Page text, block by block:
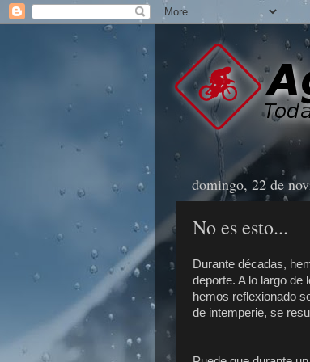
domingo, 22 de
No es esto...
Durante décadas,
deporte. A lo largo de
hemos reflexionado
de intemperie, se